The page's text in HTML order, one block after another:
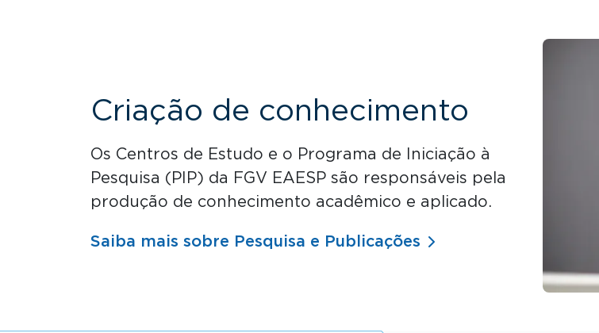
Criação de conhecimento
Os Centros de Estudo e o Programa de Iniciação à
Pesquisa (PIP) da FGV EAESP são responsáveis pela
produção de conhecimento acadêmico e aplicado.
Saiba mais sobre Pesquisa e Publicações